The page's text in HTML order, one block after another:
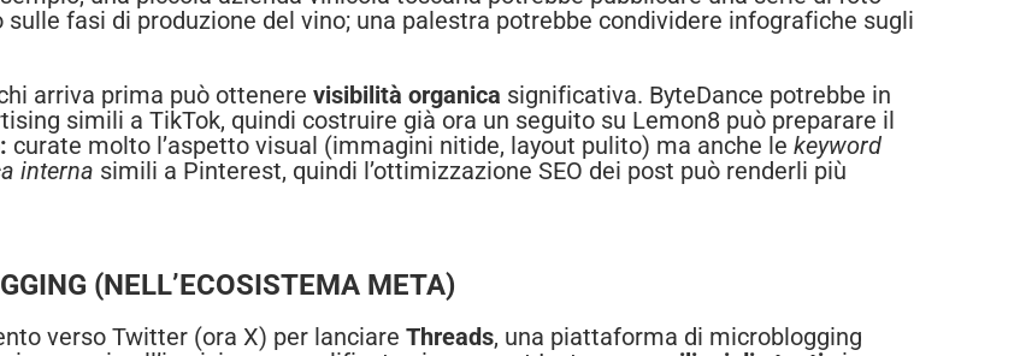
fasi di produzione del vino; una palestra potrebbe condividere infografiche sugli
arriva prima può ottenere visibilità organica significativa. ByteDance potrebbe in
simili a TikTok, quindi costruire già ora un seguito su Lemon8 può preparare il
curate molto l’aspetto visual (immagini nitide, layout pulito) ma anche le keyword
interna simili a Pinterest, quindi l’ottimizzazione SEO dei post può renderli più
(NELL’ECOSISTEMA META)
verso Twitter (ora X) per lanciare Threads, una piattaforma di microblogging